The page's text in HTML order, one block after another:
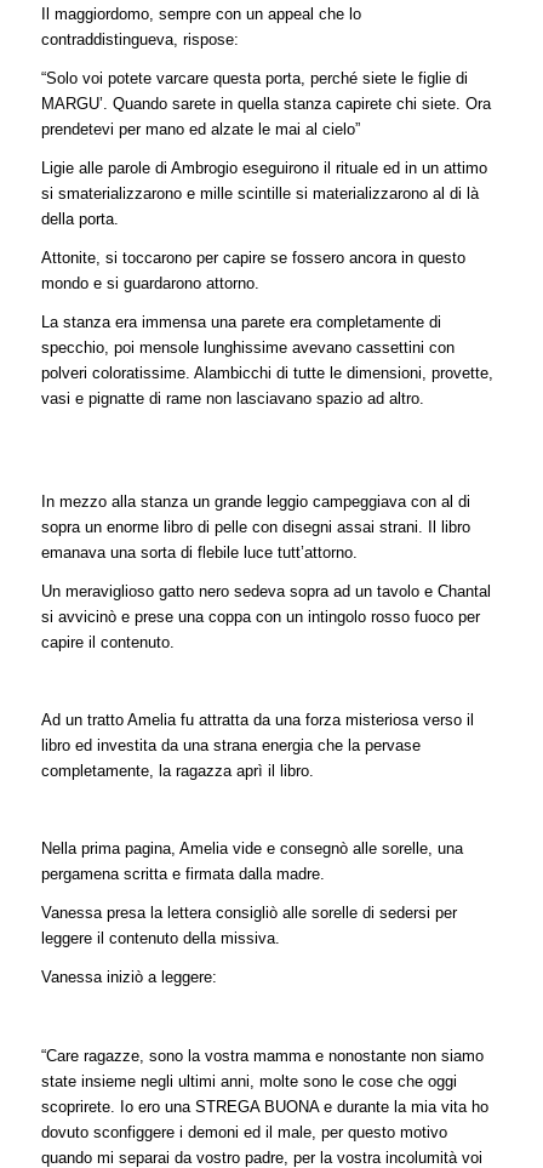
Il maggiordomo, sempre con un appeal che lo
contraddistingueva, rispose:
“Solo voi potete varcare questa porta, perché siete le figlie di
MARGU’. Quando sarete in quella stanza capirete chi siete. Ora
prendetevi per mano ed alzate le mai al cielo”
Ligie alle parole di Ambrogio eseguirono il rituale ed in un attimo
si smaterializzarono e mille scintille si materializzarono al di là
della porta.
Attonite, si toccarono per capire se fossero ancora in questo
mondo e si guardarono attorno.
La stanza era immensa una parete era completamente di
specchio, poi mensole lunghissime avevano cassettini con
polveri coloratissime. Alambicchi di tutte le dimensioni, provette,
vasi e pignatte di rame non lasciavano spazio ad altro.
In mezzo alla stanza un grande leggio campeggiava con al di
sopra un enorme libro di pelle con disegni assai strani. Il libro
emanava una sorta di flebile luce tutt’attorno.
Un meraviglioso gatto nero sedeva sopra ad un tavolo e Chantal
si avvicinò e prese una coppa con un intingolo rosso fuoco per
capire il contenuto.
Ad un tratto Amelia fu attratta da una forza misteriosa verso il
libro ed investita da una strana energia che la pervase
completamente, la ragazza aprì il libro.
Nella prima pagina, Amelia vide e consegnò alle sorelle, una
pergamena scritta e firmata dalla madre.
Vanessa presa la lettera consigliò alle sorelle di sedersi per
leggere il contenuto della missiva.
Vanessa iniziò a leggere:
“Care ragazze, sono la vostra mamma e nonostante non siamo
state insieme negli ultimi anni, molte sono le cose che oggi
scoprirete. Io ero una STREGA BUONA e durante la mia vita ho
dovuto sconfiggere i demoni ed il male, per questo motivo
quando mi separai da vostro padre, per la vostra incolumità voi